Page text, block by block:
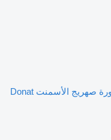
جديد مقطورة صهريج الأسمنت Donat